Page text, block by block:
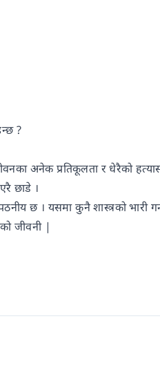
?
अनेक प्रतिकूलता र धेरैको
छाडे ।
छ । यसमा कुनै शास्त्रको भारी
जीवनी |